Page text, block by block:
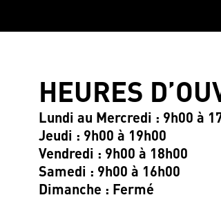
HEURES
Lundi au Mercredi : 9h00 à
Jeudi : 9h00 à 19h00
Vendredi : 9h00 à 18h00
Samedi : 9h00 à 16h00
Dimanche : Fermé